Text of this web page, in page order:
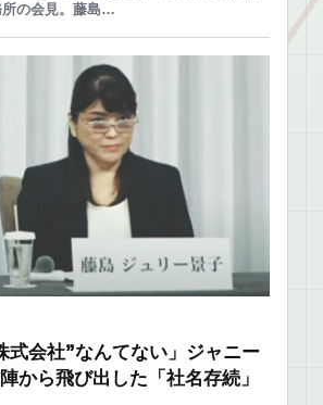
の会見。藤島…
式会社”なんてない」ジャニー
から飛び出した「社名存続」